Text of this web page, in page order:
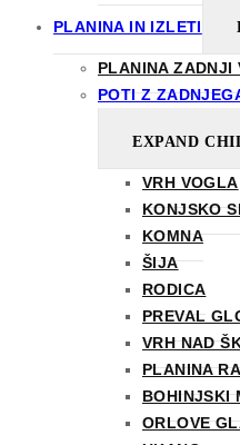
PLANINA IN IZLETI
PLANINA ZADNJI
POTI Z
EXPAND
VRH VOGLA
KONJSKO
KOMNA
ŠIJA
RODICA
PREVAL
VRH NAD
PLANINA
BOHINJSKI
ORLOVE